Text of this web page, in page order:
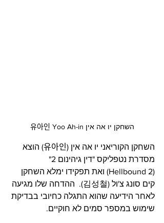
השחקן יו אה אין 유아인 Yoo Ah-in
השחקן הקוריאני יו אה אין (유아인) הוצא
מסדרת נטפליקס "דין גיהינום 2"
(Hellbound 2) ואת תפקידו ימלא השחקן
קים סונג צ'ול (김성철).  ההדחה שלו מגיעה
לאחר הידיעה שהוא התגלה כחיובי בבדיקת
שימוש במספר סמים לא חוקיים.